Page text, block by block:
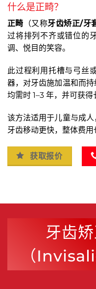
什么是正畸？
正畸 （又称牙齿矫正/牙
过将排列不齐或错位的
调、悦目的笑容。
此过程利用托槽与弓丝
器，对牙齿施加温和而
均需时 1–3 年，并可获得
该方法适用于儿童与成人
牙齿移动更快，整体费用
获取报价
牙齿
（